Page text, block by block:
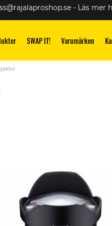
- Läs mer
SWAP IT! Varumärken